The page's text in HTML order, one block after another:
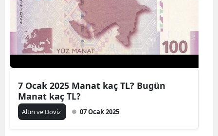
7 Ocak 2025 Manat kaç TL? Bugün
Manat kaç TL?
Altın ve Döviz 07 Ocak 2025